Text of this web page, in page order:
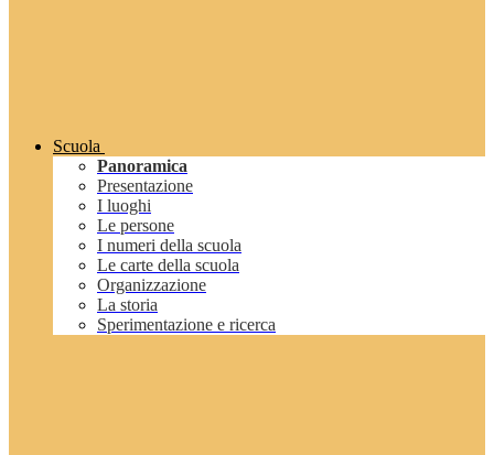
Scuola
Panoramica
Presentazione
I luoghi
Le persone
I numeri della scuola
Le carte della scuola
Organizzazione
La storia
Sperimentazione e ricerca